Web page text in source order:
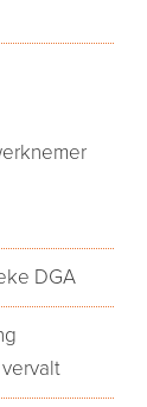
DGA